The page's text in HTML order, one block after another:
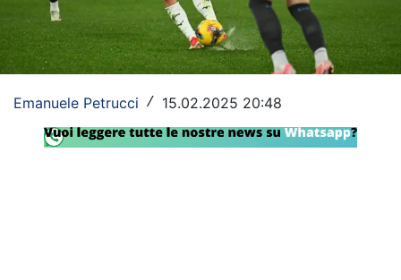
Europa League
Altri Sport
Tennis
Emanuele Petrucci / 15.02.2025 20:48